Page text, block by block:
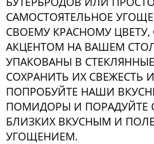
САМОСТОЯТЕЛЬНОЕ
СВОЕМУ КРАСНОМУ
АКЦЕНТОМ НА ВАШЕМ
УПАКОВАНЫ В
СОХРАНИТЬ ИХ СВЕЖЕСТЬ
ПОПРОБУЙТЕ НАШИ
ПОМИДОРЫ И ПОРАДУЙТЕ
БЛИЗКИХ ВКУСНЫМ И
УГОЩЕНИЕМ.